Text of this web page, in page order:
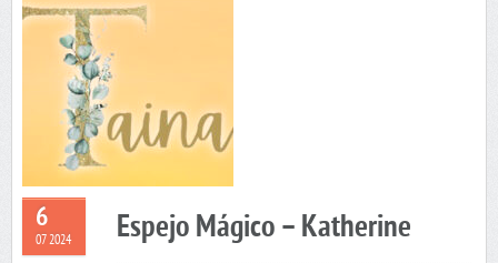
6
07 2024 Espejo Mágico – Katherine